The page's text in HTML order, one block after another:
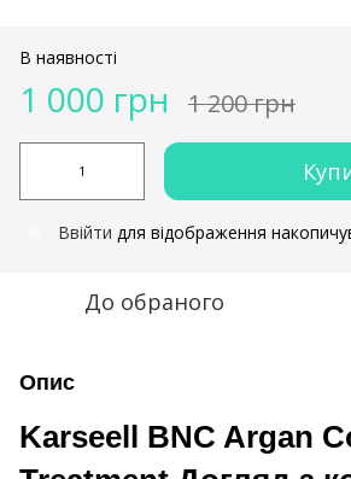
В наявності
1 000 грн 1 200 грн
Ввійти для відображення
До обраного
Опис
Karseell BNC Argan